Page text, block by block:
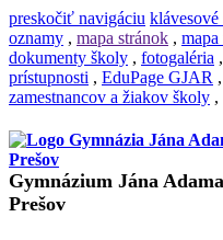
preskočiť navigáciu
oznamy , mapa stránok ,
dokumenty školy , fotogaléria ,
prístupnosti , EduPage GJAR ,
zamestnancov a žiakov školy ,
Gymnázium Jána
Prešov